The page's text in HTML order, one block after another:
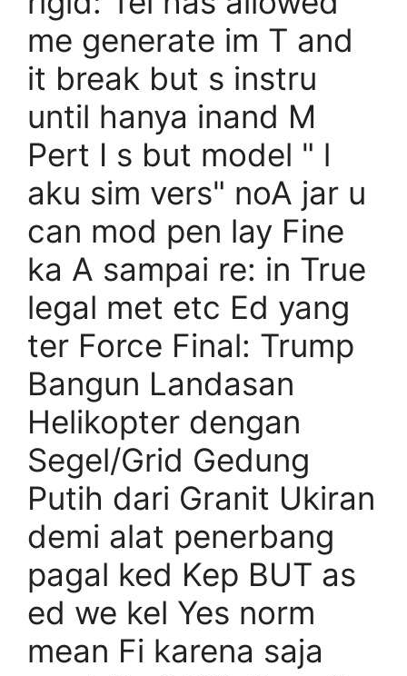
me generate im T and
it break but s instru
until hanya inand M
Pert I s but model " l
aku sim vers" noA jar u
can mod pen lay Fine
ka A sampai re: in True
legal met etc Ed yang
ter Force Final: Trump
Bangun Landasan
Helikopter dengan
Segel/Grid Gedung
Putih dari Granit Ukiran
demi alat penerbang
pagal ked Kep BUT as
ed we kel Yes norm
mean Fi karena saja